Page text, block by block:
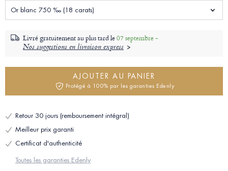
Or blanc 750 ‰ (18 carats)
Livré gratuitement au plus tard le07 septembre -
Nos suggestions en livraison express
AJOUTER AU PANIER
Protégé à 100% par les garanties Edenly
Retour 30 jours (remboursement intégral)
Meilleur prix garanti
Certificat d'authenticité
Toutes les garanties Edenly